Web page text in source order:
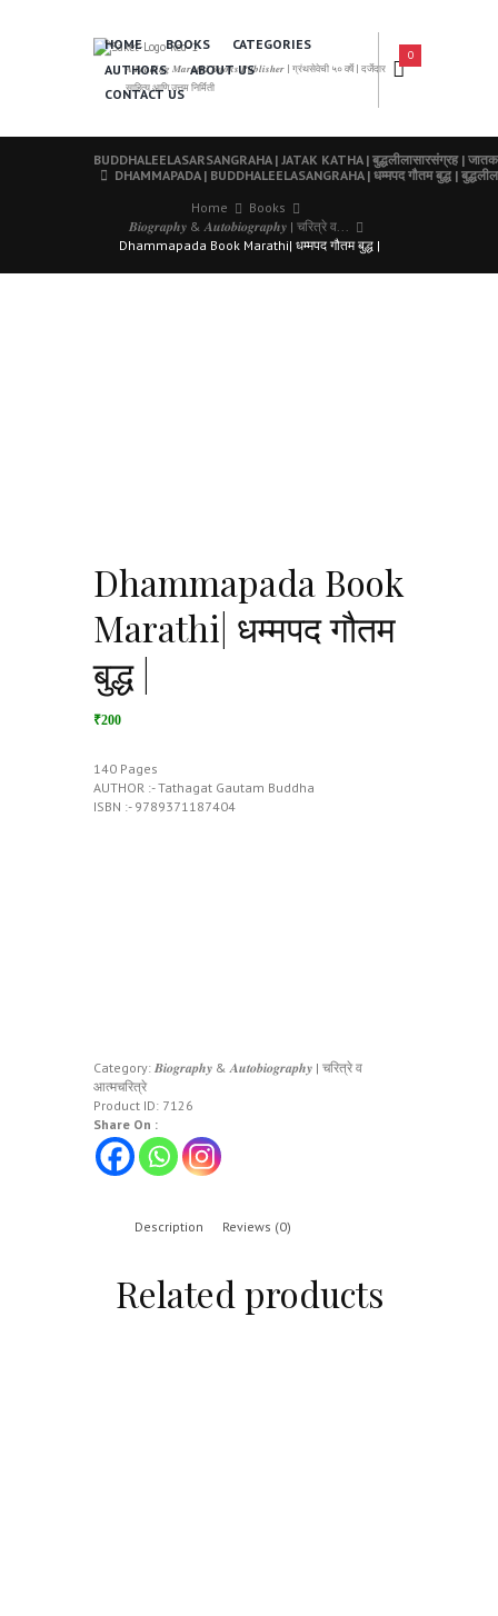
𝑨 𝑳𝒆𝒂𝒅𝒊𝒏𝒈 𝑴𝒂𝒓𝒂𝒕𝒉𝒊 𝑩𝒐𝒐𝒌𝒔 𝑷𝒖𝒃𝒍𝒊𝒔𝒉𝒆𝒓 | ग्रंथसेवेची ५० वर्षे | दर्जेदार
साहित्य आणि उत्तम निर्मिती
HOME BOOKS
CATEGORIES
AUTHORS
ABOUT US
CONTACT US
0
BUDDHALEELASARSANGRAHA | JATAK KATHA | बुद्धलीलासारसंग्रह |
DHAMMAPADA | BUDDHALEELASANGRAHA | धम्मपद गौतम बुद्ध |
Home
Books
𝑩𝒊𝒐𝒈𝒓𝒂𝒑𝒉𝒚 & 𝑨𝒖𝒕𝒐𝒃𝒊𝒐𝒈𝒓𝒂𝒑𝒉𝒚 | चरित्रे व...
Dhammapada Book Marathi| धम्मपद गौतम बुद्ध |
Dhammapada Book
Marathi| धम्मपद गौतम
बुद्ध |
₹200
140 Pages
AUTHOR :- Tathagat Gautam Buddha
ISBN :- 9789371187404
Category: 𝑩𝒊𝒐𝒈𝒓𝒂𝒑𝒉𝒚 & 𝑨𝒖𝒕𝒐𝒃𝒊𝒐𝒈𝒓𝒂𝒑𝒉𝒚 | चरित्रे व
आत्मचरित्रे
Product ID: 7126
Share On :
Description Reviews (0)
Related products